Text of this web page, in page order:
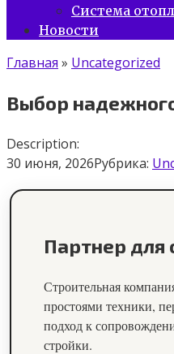
Система
Новости
Главная » Uncategorized
Выбор
Description:
30 июня, 2026Рубрика:
Партнер для
Строительная
простоями техники,
подход к
стройки.